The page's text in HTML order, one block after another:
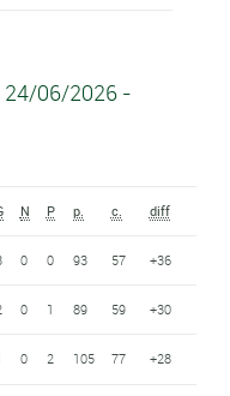
24/06/2026 -
N P p. c. diff
0 0 93 57 +36
0 1 89 59 +30
0 2 105 77 +28